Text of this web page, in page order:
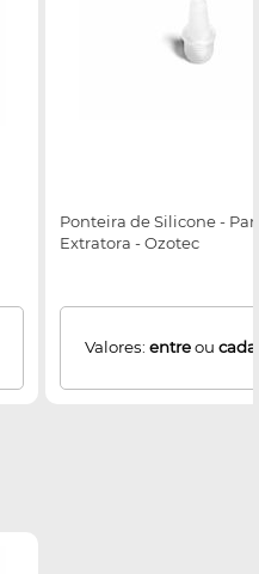
Ponteira de Silicone -
Extratora - Ozotec
Valores: entreou